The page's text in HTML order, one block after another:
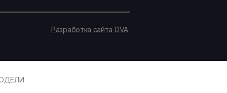
Разработка сайта DVA